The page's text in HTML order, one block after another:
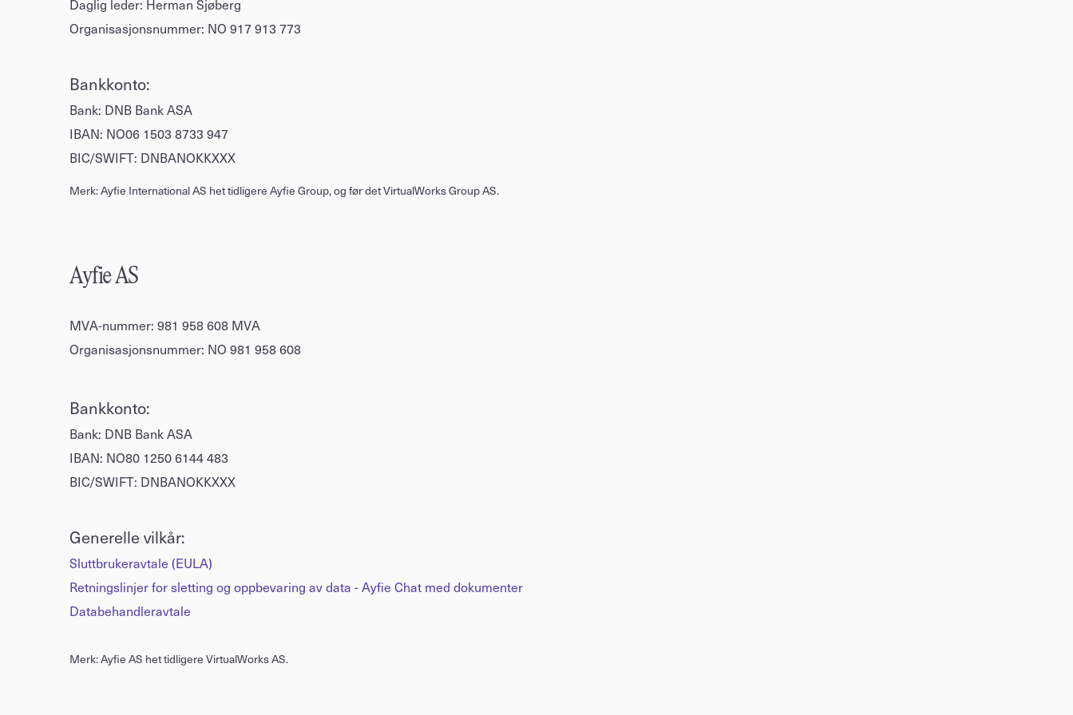
Daglig leder: Herman Sjøberg
Organisasjonsnummer: NO 917 913 773
Bankkonto:
Bank: DNB Bank ASA
IBAN: NO06 1503 8733 947
BIC/SWIFT: DNBANOKKXXX
Merk: Ayfie International AS het tidligere Ayfie Group, og før det VirtualWorks Group AS.
Ayfie AS
MVA-nummer: 981 958 608 MVA
Organisasjonsnummer: NO 981 958 608
Bankkonto:
Bank: DNB Bank ASA
IBAN: NO80 1250 6144 483
BIC/SWIFT: DNBANOKKXXX
Generelle vilkår:
Sluttbrukeravtale (EULA)
Retningslinjer for sletting og oppbevaring av data - Ayfie Chat med dokumenter
Databehandleravtale
Merk: Ayfie AS het tidligere VirtualWorks AS.